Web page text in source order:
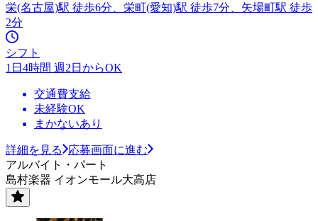
栄(名古屋)駅 徒歩6分、栄町(愛知)駅 徒歩7分、矢場町駅 徒歩
2分
シフト
1日4時間 週2日からOK
交通費支給
未経験OK
まかないあり
詳細を見る
応募画面に進む
アルバイト・パート
島村楽器 イオンモール大高店